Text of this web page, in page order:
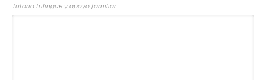
Tutoría trilingüe y apoyo familiar